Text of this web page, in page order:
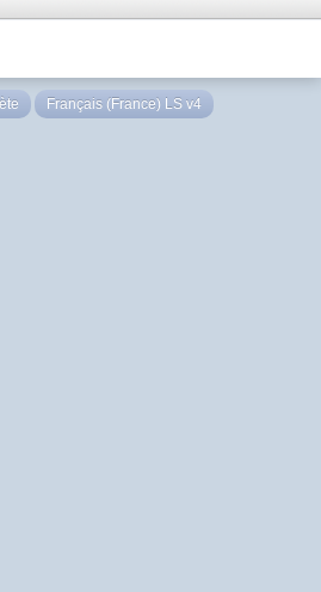
Français (France) LS v4